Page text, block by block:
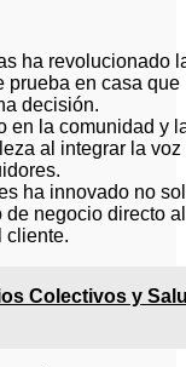
ha revolucionado
prueba en casa
decisión.
en la comunidad y
al integrar la
ha innovado no
negocio directo
cliente.
Colectivos y